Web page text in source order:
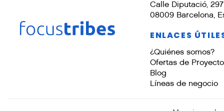
Calle Diputació, 297
08009 Barcelona,
ENLACES
¿Quiénes somos?
Ofertas de
Blog
Líneas de negocio